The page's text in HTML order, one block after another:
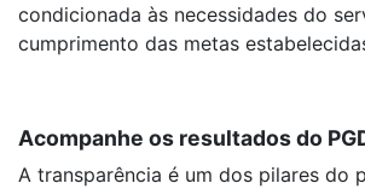
condicionada às necessidades do
cumprimento das metas
Acompanhe os resultados do
A transparência é um dos pilares do